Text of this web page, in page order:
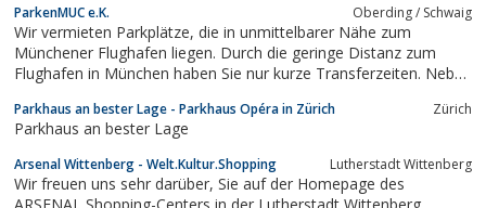
ParkenMUC e.K. Oberding / Schwaig
Wir vermieten Parkplätze, die in unmittelbarer Nähe zum
Münchener Flughafen liegen. Durch die geringe Distanz zum
Flughafen in München haben Sie nur kurze Transferzeiten. Neben
Parkplätze für Firmenkunden an. Bei uns bekommen Sie einen
Shuttle von 02:30h bis zu letzten...
Parkhaus an bester Lage - Parkhaus Opéra in Zürich Zürich
Parkhaus an bester Lage
Arsenal Wittenberg - Welt.Kultur.Shopping Lutherstadt Wittenberg
Wir freuen uns sehr darüber, Sie auf der Homepage des